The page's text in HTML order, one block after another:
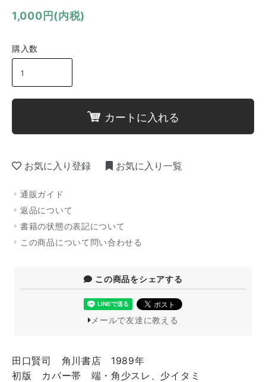
1,000円(内税)
購入数
カートに入れる
お気に入り登録 お気に入り一覧
通販ガイド
返品について
書籍の状態の表記について
この商品について問い合わせる
この商品をシェアする
メールで友達に教える
田口賢司 角川書店 1989年
初版 カバー帯 端・角少スレ、少イタミ